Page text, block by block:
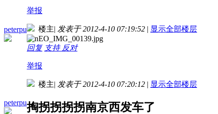
举报
peterpu 楼主| 发表于 2012-4-10 07:19:52 | 显示全部楼层
回复 支持 反对
举报
peterpu
楼主| 发表于 2012-4-10 07:20:12 | 显示全部楼层
掏拐拐拐拐南京西发车了